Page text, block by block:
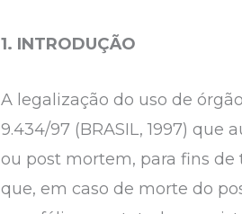
1. INTRODUÇÃO
A legalização do uso de
9.434/97 (BRASIL, 1997)
ou post mortem, para fins
que, em caso de morte do